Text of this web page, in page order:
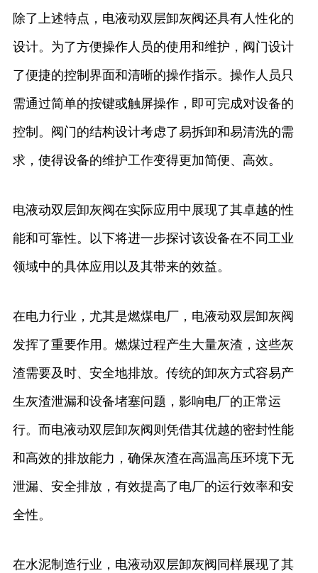
除了上述特点，电液动双层卸灰阀还具有人性化的
设计。为了方便操作人员的使用和维护，阀门设计
了便捷的控制界面和清晰的操作指示。操作人员只
需通过简单的按键或触屏操作，即可完成对设备的
控制。阀门的结构设计考虑了易拆卸和易清洗的需
求，使得设备的维护工作变得更加简便、高效。
电液动双层卸灰阀在实际应用中展现了其卓越的性
能和可靠性。以下将进一步探讨该设备在不同工业
领域中的具体应用以及其带来的效益。
在电力行业，尤其是燃煤电厂，电液动双层卸灰阀
发挥了重要作用。燃煤过程产生大量灰渣，这些灰
渣需要及时、安全地排放。传统的卸灰方式容易产
生灰渣泄漏和设备堵塞问题，影响电厂的正常运
行。而电液动双层卸灰阀则凭借其优越的密封性能
和高效的排放能力，确保灰渣在高温高压环境下无
泄漏、安全排放，有效提高了电厂的运行效率和安
全性。
在水泥制造行业，电液动双层卸灰阀同样展现了其